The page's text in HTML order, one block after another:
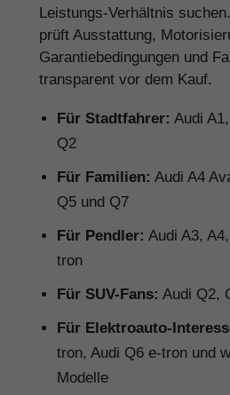
Leistungs-Verhältnis
prüft Ausstattung,
Garantiebedingungen und
transparent vor dem Kauf.
Für Stadtfahrer: Audi
Q2
Für Familien: Audi A4
Q5 und Q7
Für Pendler: Audi A3,
tron
Für SUV-Fans: Audi Q2,
Für Elektroauto-
tron, Audi Q6 e-tron und
Modelle